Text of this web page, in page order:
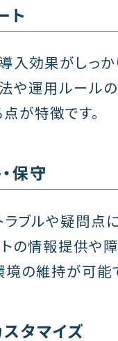
ト
入効果がしっ
や運用ルール
が特徴です。
保守
ブルや疑問点
の情報提供や
の維持が可能
タマイズ